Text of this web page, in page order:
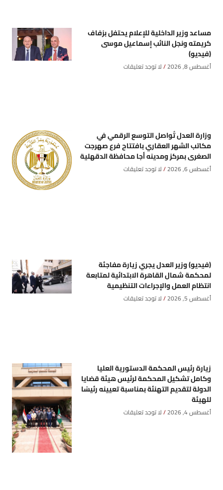
مساعد وزير الداخلية للإعلام يحتفل بزفاف
كريمته ونجل النائب إسماعيل موسى
(فيديو)
أغسطس 8, 2026 لا توجد تعليقات
وزارة العدل تُواصل التوسع الرقمي في
مكاتب الشهر العقاري بافتتاح فرع صهرجت
الصغرى بمركز ومدينه أجا محافظة الدقهلية
أغسطس 6, 2026 لا توجد تعليقات
(فيديو) وزير العدل يجري زيارة مفاجئة
لمحكمة شمال القاهرة الابتدائية لمتابعة
انتظام العمل والإجراءات التنظيمية
أغسطس 5, 2026 لا توجد تعليقات
زيارة رئيس المحكمة الدستورية العليا
وكامل تشكيل المحكمة لرئيس هيئة قضايا
الدولة لتقديم التهنئة بمناسبة تعيينه رئيسًا
للهيئة
أغسطس 4, 2026 لا توجد تعليقات